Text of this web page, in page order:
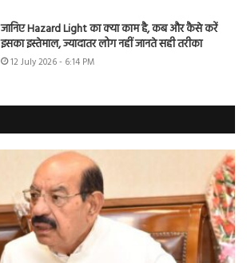
जानिए Hazard Light का क्या काम है, कब और कैसे करें
इसका इस्तेमाल, ज्यादातर लोग नहीं जानते सही तरीका
12 July 2026 - 6:14 PM